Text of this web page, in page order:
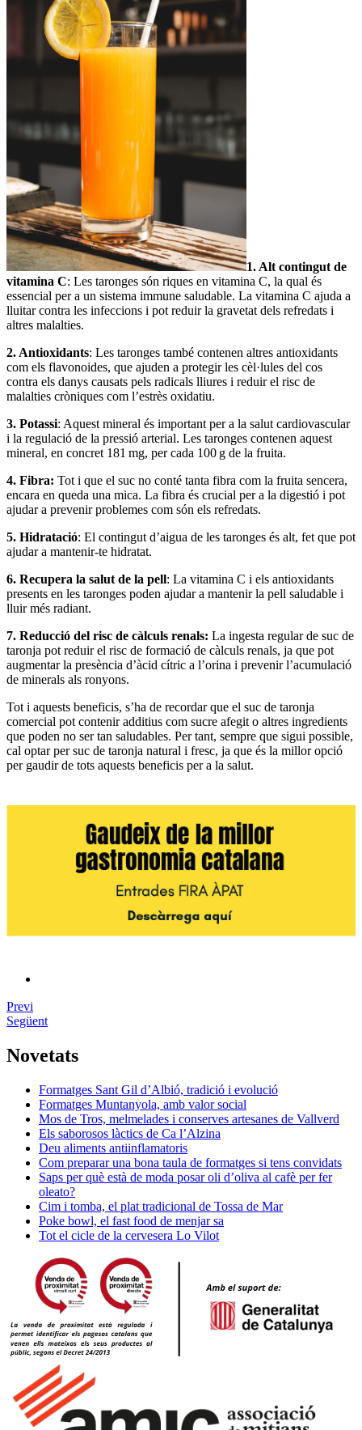
1. Alt contingut de
vitamina C: Les taronges són riques en vitamina C, la qual és
essencial per a un sistema immune saludable. La vitamina C ajuda a
lluitar contra les infeccions i pot reduir la gravetat dels refredats i
altres malalties.
2. Antioxidants: Les taronges també contenen altres antioxidants
com els flavonoides, que ajuden a protegir les cèl·lules del cos
contra els danys causats pels radicals lliures i reduir el risc de
malalties cròniques com l’estrès oxidatiu.
3. Potassi: Aquest mineral és important per a la salut cardiovascular
i la regulació de la pressió arterial. Les taronges contenen aquest
mineral, en concret 181 mg, per cada 100 g de la fruita.
4. Fibra: Tot i que el suc no conté tanta fibra com la fruita sencera,
encara en queda una mica. La fibra és crucial per a la digestió i pot
ajudar a prevenir problemes com són els refredats.
5. Hidratació: El contingut d’aigua de les taronges és alt, fet que pot
ajudar a mantenir-te hidratat.
6. Recupera la salut de la pell: La vitamina C i els antioxidants
presents en les taronges poden ajudar a mantenir la pell saludable i
lluir més radiant.
7. Reducció del risc de càlculs renals: La ingesta regular de suc de
taronja pot reduir el risc de formació de càlculs renals, ja que pot
augmentar la presència d’àcid cítric a l’orina i prevenir l’acumulació
de minerals als ronyons.
Tot i aquests beneficis, s’ha de recordar que el suc de taronja
comercial pot contenir additius com sucre afegit o altres ingredients
que poden no ser tan saludables. Per tant, sempre que sigui possible,
cal optar per suc de taronja natural i fresc, ja que és la millor opció
per gaudir de tots aquests beneficis per a la salut.
Previ
Següent
Novetats
Formatges Sant Gil d’Albió, tradició i evolució
Formatges Muntanyola, amb valor social
Mos de Tros, melmelades i conserves artesanes de Vallverd
Els saborosos làctics de Ca l’Alzina
Deu aliments antiinflamatoris
Com preparar una bona taula de formatges si tens convidats
Saps per què està de moda posar oli d’oliva al cafè per fer
oleato?
Cim i tomba, el plat tradicional de Tossa de Mar
Poke bowl, el fast food de menjar sa
Tot el cicle de la cervesera Lo Vilot